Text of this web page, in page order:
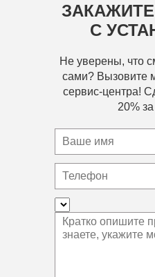
С
Не уверены, что
сами? Вызовите
сервис-центра!
20%